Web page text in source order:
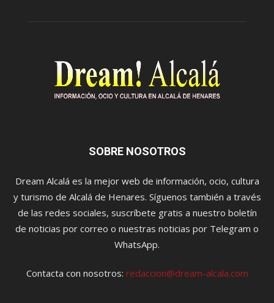
SOBRE NOSOTROS
Dream Alcalá es la mejor web de información, ocio, cultura
y turismo de Alcalá de Henares. Síguenos también a través
de las redes sociales, suscríbete gratis a nuestro boletín
de noticias por correo o nuestras noticias por Telegram o
WhatsApp.
Contacta con nosotros: redaccion@dream-alcala.com